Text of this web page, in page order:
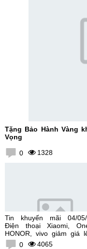
Tặng Bảo Hành Vàng
Vọng
0 1328
Tin khuyến mãi 04/05/
Điện thoại Xiaomi,
HONOR, vivo giảm giá
300K0 4065